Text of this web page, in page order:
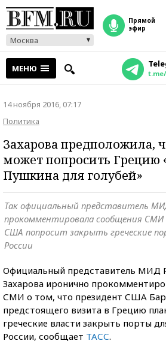
Москва
прямой
эфир
МЕНЮ
14 ноября 2016, 07:17
Политика
Захарова предположила,
может попросить Грецию
Пушкина для голубей»
Так официальный представитель
прокомментировала сообщения
США попросит закрыть греческие
России
Официальный представитель МИД
Захарова иронично
СМИ о том, что президент США
предстоящего визита в Грецию
греческие власти закрыть порты
России, сообщает ТАСС.